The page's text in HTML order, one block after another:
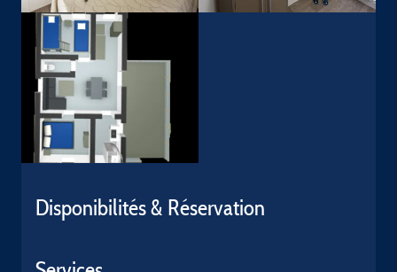
Disponibilités & Réservation